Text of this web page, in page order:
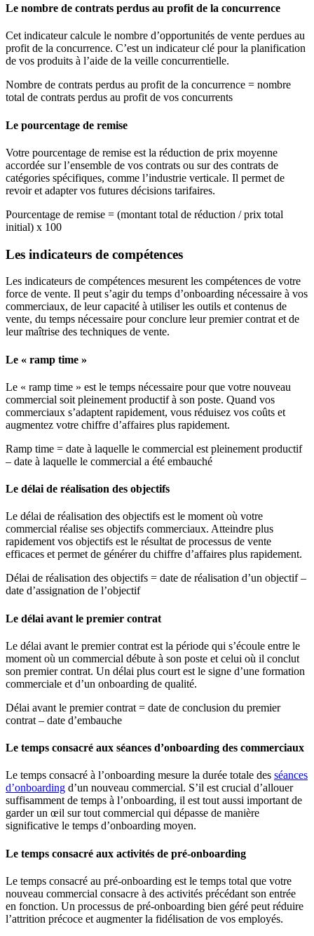
Le nombre de contrats perdus au profit de la concurrence
Cet indicateur calcule le nombre d’opportunités de vente perdues au
profit de la concurrence. C’est un indicateur clé pour la planification
de vos produits à l’aide de la veille concurrentielle.
Nombre de contrats perdus au profit de la concurrence = nombre
total de contrats perdus au profit de vos concurrents
Le pourcentage de remise
Votre pourcentage de remise est la réduction de prix moyenne
accordée sur l’ensemble de vos contrats ou sur des contrats de
catégories spécifiques, comme l’industrie verticale. Il permet de
revoir et adapter vos futures décisions tarifaires.
Pourcentage de remise = (montant total de réduction / prix total
initial) x 100
Les indicateurs de compétences
Les indicateurs de compétences mesurent les compétences de votre
force de vente. Il peut s’agir du temps d’onboarding nécessaire à vos
commerciaux, de leur capacité à utiliser les outils et contenus de
vente, du temps nécessaire pour conclure leur premier contrat et de
leur maîtrise des techniques de vente.
Le « ramp time »
Le « ramp time » est le temps nécessaire pour que votre nouveau
commercial soit pleinement productif à son poste. Quand vos
commerciaux s’adaptent rapidement, vous réduisez vos coûts et
augmentez votre chiffre d’affaires plus rapidement.
Ramp time = date à laquelle le commercial est pleinement productif
– date à laquelle le commercial a été embauché
Le délai de réalisation des objectifs
Le délai de réalisation des objectifs est le moment où votre
commercial réalise ses objectifs commerciaux. Atteindre plus
rapidement vos objectifs est le résultat de processus de vente
efficaces et permet de générer du chiffre d’affaires plus rapidement.
Délai de réalisation des objectifs = date de réalisation d’un objectif –
date d’assignation de l’objectif
Le délai avant le premier contrat
Le délai avant le premier contrat est la période qui s’écoule entre le
moment où un commercial débute à son poste et celui où il conclut
son premier contrat. Un délai plus court est le signe d’une formation
commerciale et d’un onboarding de qualité.
Délai avant le premier contrat = date de conclusion du premier
contrat – date d’embauche
Le temps consacré aux séances d’onboarding des commerciaux
Le temps consacré à l’onboarding mesure la durée totale des séances
d’onboarding d’un nouveau commercial. S’il est crucial d’allouer
suffisamment de temps à l’onboarding, il est tout aussi important de
garder un œil sur tout commercial qui dépasse de manière
significative le temps d’onboarding moyen.
Le temps consacré aux activités de pré-onboarding
Le temps consacré au pré-onboarding est le temps total que votre
nouveau commercial consacre à des activités précédant son entrée
en fonction. Un processus de pré-onboarding bien géré peut réduire
l’attrition précoce et augmenter la fidélisation de vos employés.